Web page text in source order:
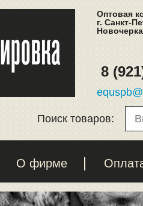
Оптовая
г. Санкт-
8
Поиск товаров:
О фирме